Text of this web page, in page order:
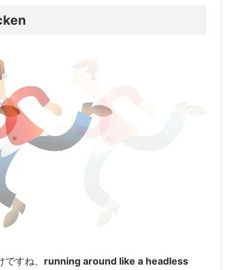
すね、 running around like a headless